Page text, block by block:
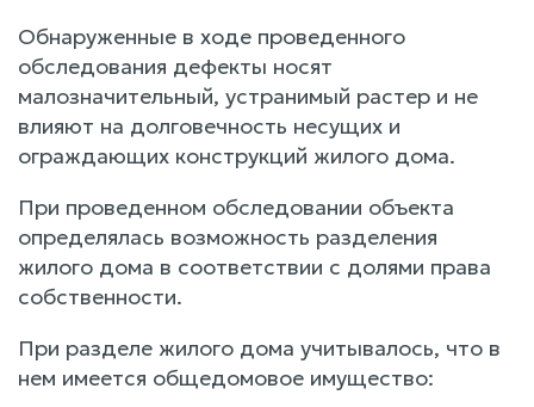
Обнаруженные в ходе проведенного
обследования дефекты носят
малозначительный, устранимый растер и не
влияют на долговечность несущих и
ограждающих конструкций жилого дома.
При проведенном обследовании объекта
определялась возможность разделения
жилого дома в соответствии с долями права
собственности.
При разделе жилого дома учитывалось, что в
нем имеется общедомовое имущество: